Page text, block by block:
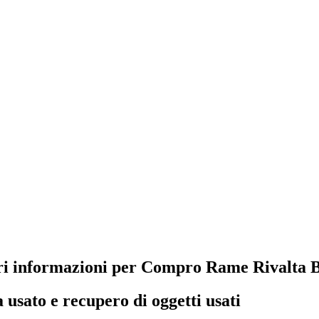
informazioni per Compro Rame Rivalta
usato e recupero di oggetti usati